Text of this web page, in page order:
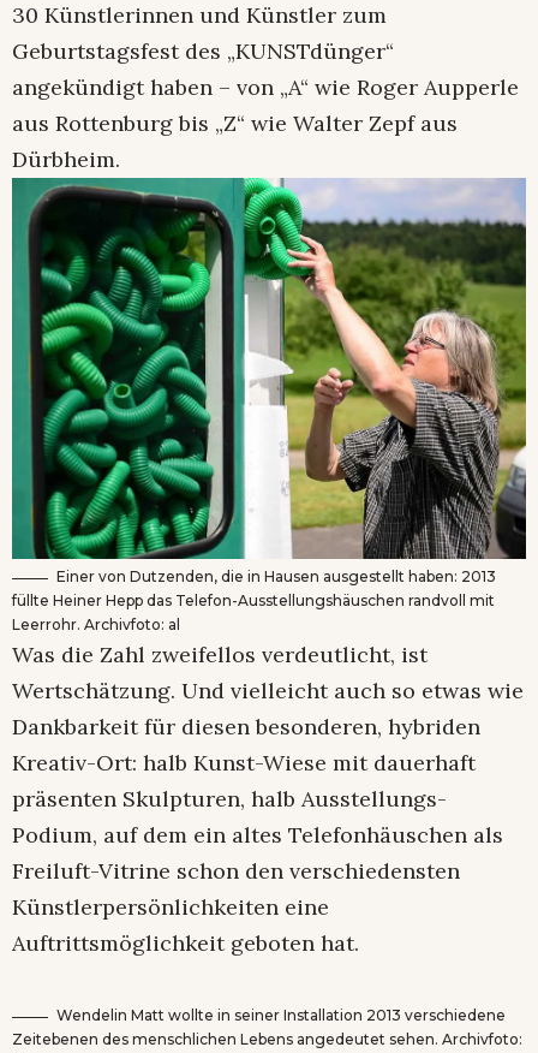
30 Künstlerinnen und Künstler zum
Geburtstagsfest des „KUNSTdünger“
angekündigt haben – von „A“ wie Roger Aupperle
aus Rottenburg bis „Z“ wie Walter Zepf aus
Dürbheim.
Einer von Dutzenden, die in Hausen ausgestellt haben: 2013
füllte Heiner Hepp das Telefon-Ausstellungshäuschen randvoll mit
Leerrohr. Archivfoto: al
Was die Zahl zweifellos verdeutlicht, ist
Wertschätzung. Und vielleicht auch so etwas wie
Dankbarkeit für diesen besonderen, hybriden
Kreativ-Ort: halb Kunst-Wiese mit dauerhaft
präsenten Skulpturen, halb Ausstellungs-
Podium, auf dem ein altes Telefonhäuschen als
Freiluft-Vitrine schon den verschiedensten
Künstlerpersönlichkeiten eine
Auftrittsmöglichkeit geboten hat.
Wendelin Matt wollte in seiner Installation 2013 verschiedene
Zeitebenen des menschlichen Lebens angedeutet sehen. Archivfoto: